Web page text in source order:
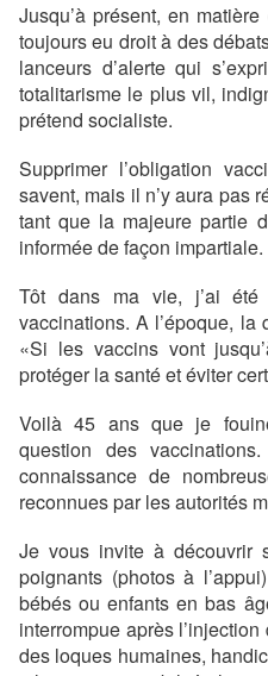
Jusqu’à présent, en
toujours eu droit à des
lanceurs d’alerte qui
totalitarisme le plus vil,
prétend socialiste.
Supprimer l’obligation
savent, mais il n’y aura pas
tant que la majeure partie
informée de façon impartiale.
Tôt dans ma vie, j’ai été
vaccinations. A l’époque,
«Si les vaccins vont
protéger la santé et éviter
Voilà 45 ans que je
question des
connaissance de
reconnues par les autorités
Je vous invite à découvrir
poignants (photos à
bébés ou enfants en bas
interrompue après
des loques humaines,